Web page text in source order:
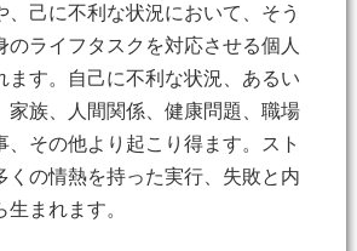
、己に不利な状況において、そう
のライフタスクを対応させる個人
ます。自己に不利な状況、あるい
家族、人間関係、健康問題、職場
、その他より起こり得ます。スト
くの情熱を持った実行、失敗と内
まれます。